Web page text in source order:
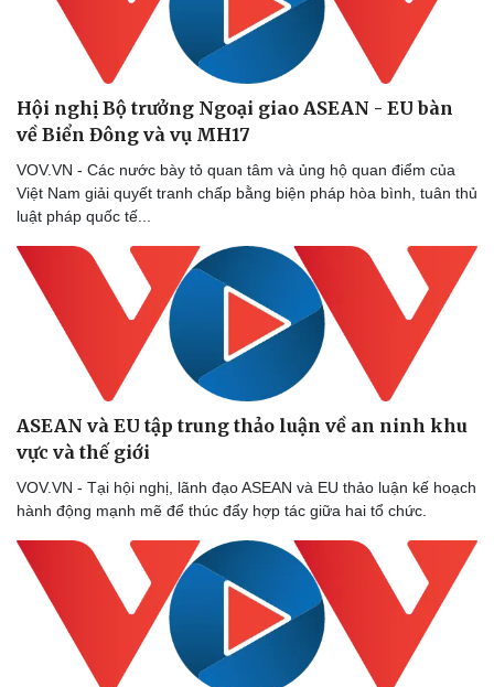
Sức khỏe
Dinh dưỡng - món ngon
Cây thuốc
Sản phụ khoa
Làm đẹp - giảm cân
Phòng mạch online
Ăn sạch sống khỏe
Đời sống
Nhà đẹp
Blog
Tình yêu - Gia đình
Hội nghị Bộ trưởng Ngoại giao ASEAN - EU bàn
về Biển Đông và vụ MH17
VOV.VN - Các nước bày tỏ quan tâm và ủng hộ quan điểm của
Việt Nam giải quyết tranh chấp bằng biện pháp hòa bình, tuân thủ
luật pháp quốc tế...
ASEAN và EU tập trung thảo luận về an ninh khu
vực và thế giới
VOV.VN - Tại hội nghị, lãnh đạo ASEAN và EU thảo luận kế hoạch
hành động mạnh mẽ để thúc đẩy hợp tác giữa hai tổ chức.